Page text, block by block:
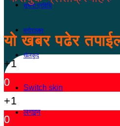
सूचना प्रविधि
मनोरञ्जन
खेलकुद
Switch skin
लगइन
यो खबर पढेर
+1
0
+1
0